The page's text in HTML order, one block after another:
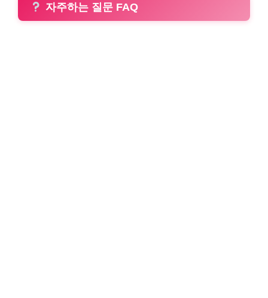
자주하는 질문 FAQ